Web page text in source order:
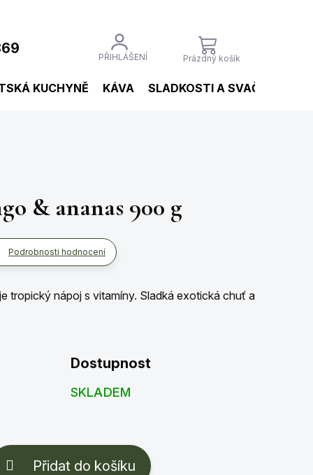
PŘIHLÁŠENÍ
NÁKUPNÍ
KOŠÍK
Prázdný košík
KUCHYNĚ KÁVA SLADKOSTI A SVAČINY
& ananas 900 g
Podrobnosti hodnocení
tropický nápoj s vitamíny. Sladká exotická chuť a
Dostupnost
SKLADEM
Přidat do košíku